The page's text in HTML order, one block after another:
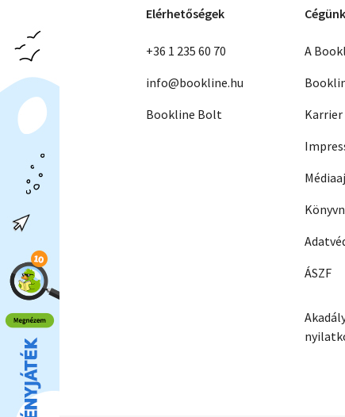
Elérhetőségek
+36 1 235 60 70
info@bookline.hu
Bookline Bolt
Cégünk
A
Karrier
ÁSZF